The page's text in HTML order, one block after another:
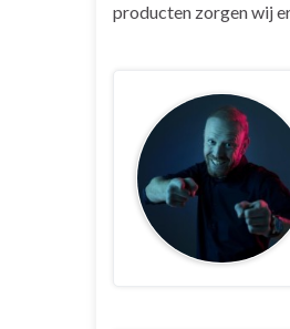
producten zorgen wij